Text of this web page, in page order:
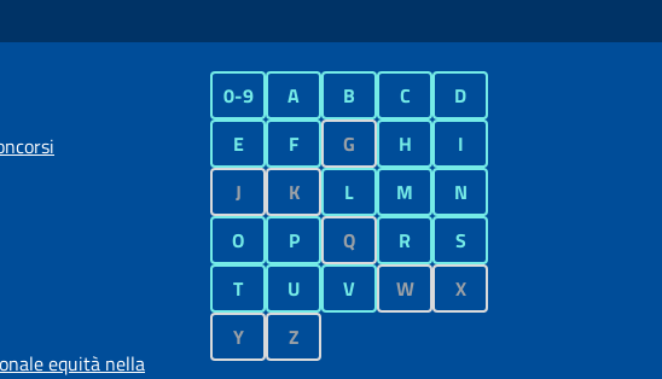
equità nella
0-9 A B C
D
E
F G H
I
J
K L M
N
O
P Q R
S
T
U V W
X
Y
Z